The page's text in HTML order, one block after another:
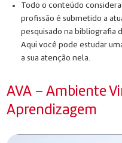
Todo o conteúdo
profissão é submetido a
pesquisado na bibliografia
Aqui você pode estudar
a sua atenção nela.
AVA – Ambiente
Aprendizagem